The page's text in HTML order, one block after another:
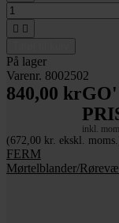
 
På lager
Varenr. 8002502
840,00 krGO'
inkl.
(672,00 kr. ekskl.
FERM
Mørtelblander/